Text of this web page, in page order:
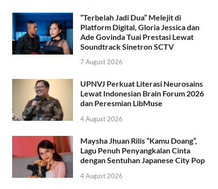
“Terbelah Jadi Dua” Melejit di
Platform Digital, Gloria Jessica dan
Ade Govinda Tuai Prestasi Lewat
Soundtrack Sinetron SCTV
7 August 2026
UPNVJ Perkuat Literasi Neurosains
Lewat Indonesian Brain Forum 2026
dan Peresmian LibMuse
4 August 2026
Maysha Jhuan Rilis “Kamu Doang”,
Lagu Penuh Penyangkalan Cinta
dengan Sentuhan Japanese City Pop
4 August 2026